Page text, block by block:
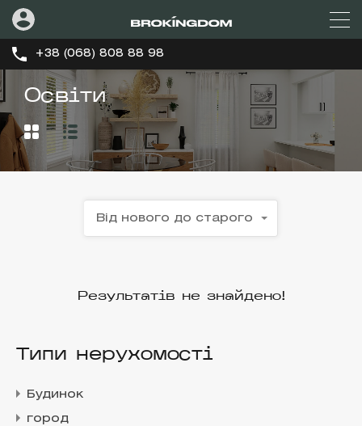
+38 (068) 808 88 98
Освіти
Від нового до старого
Результатів не знайдено!
Типи нерухомості
Будинок
город